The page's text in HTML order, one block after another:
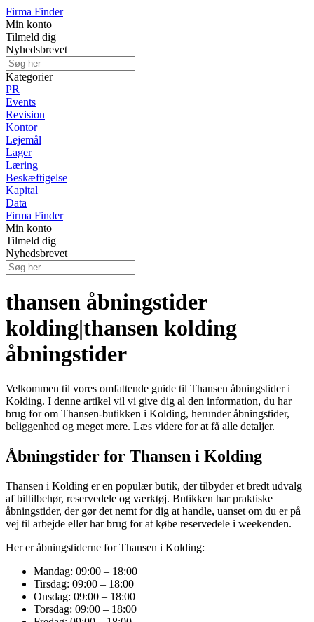
Firma Finder
Min konto
Tilmeld dig
Nyhedsbrevet
Kategorier
PR
Events
Revision
Kontor
Lejemål
Lager
Læring
Beskæftigelse
Kapital
Data
Firma Finder
Min konto
Tilmeld dig
Nyhedsbrevet
thansen åbningstider
kolding|thansen kolding
åbningstider
Velkommen til vores omfattende guide til Thansen åbningstider i
Kolding. I denne artikel vil vi give dig al den information, du har
brug for om Thansen-butikken i Kolding, herunder åbningstider,
beliggenhed og meget mere. Læs videre for at få alle detaljer.
Åbningstider for Thansen i Kolding
Thansen i Kolding er en populær butik, der tilbyder et bredt udvalg
af biltilbehør, reservedele og værktøj. Butikken har praktiske
åbningstider, der gør det nemt for dig at handle, uanset om du er på
vej til arbejde eller har brug for at købe reservedele i weekenden.
Her er åbningstiderne for Thansen i Kolding:
Mandag: 09:00 – 18:00
Tirsdag: 09:00 – 18:00
Onsdag: 09:00 – 18:00
Torsdag: 09:00 – 18:00